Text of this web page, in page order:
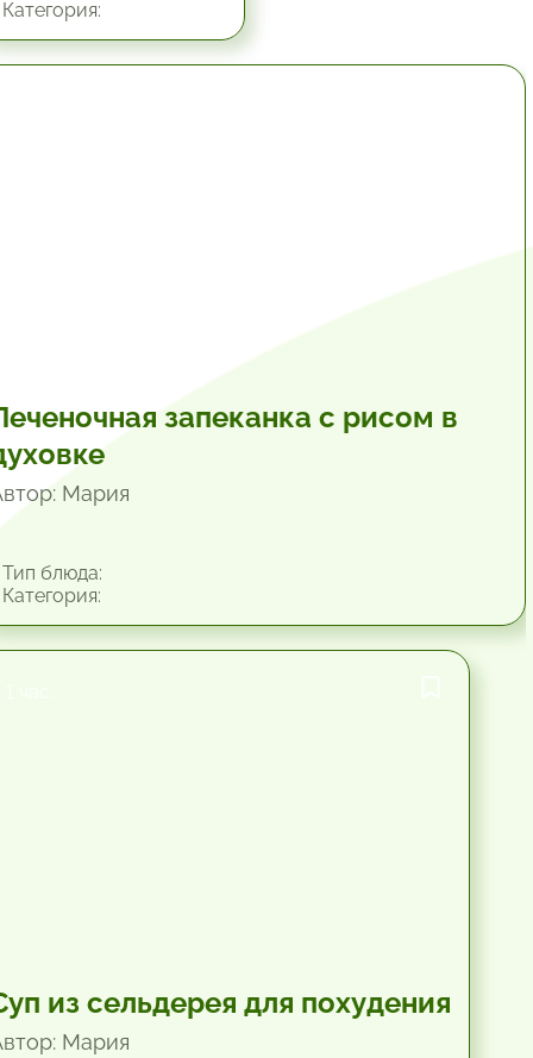
запеканка с рисом в
Мария
блюда:
из сельдерея для похудения
Мария